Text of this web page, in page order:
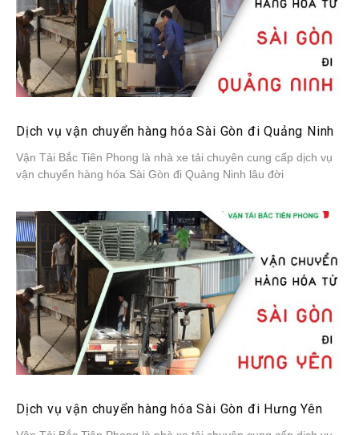
Dịch vụ vận chuyển hàng hóa Sài Gòn đi Quảng Ninh
Vận Tải Bắc Tiên Phong là nhà xe tải chuyên cung cấp dịch vụ
vận chuyển hàng hóa Sài Gòn đi Quảng Ninh lâu đời
Dịch vụ vận chuyển hàng hóa Sài Gòn đi Hưng Yên